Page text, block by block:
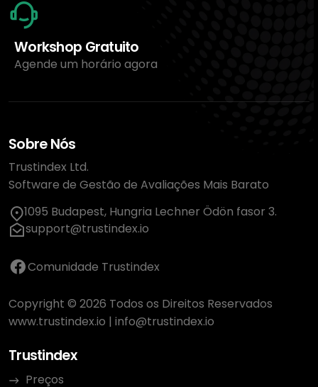
Workshop Gratuito
Agende um horário agora
Sobre Nós
Trustindex Ltd.
Software de Gestão de Avaliações Mais Barato
1095 Budapest, Hungria Lechner Ödön fasor 3.
support@trustindex.io
Comunidade Trustindex
Copyright © 2026 Todos os Direitos Reservados
www.trustindex.io | info@trustindex.io
Trustindex
Preços